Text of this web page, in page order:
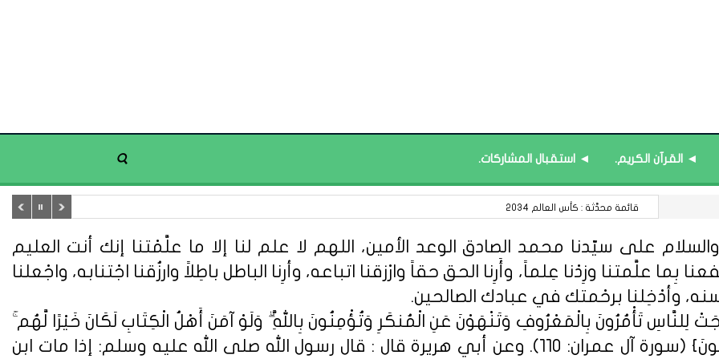
◄ القرآن الكريم. ◄ استقبال المشاركات.
مجدليات : أغازل بك الوطن.
على سيّدنا محمد الصادق الوعد الأمين، اللهم لا علم لنا إلا ما علَّمْتنا إنك أنت العليم
بِما علَّمتنا وزِدْنا عِلماً، وأَرِنا الحق حقاً وارْزقنا اتباعه، وأرِنا الباطل باطِلاً وارزُقنا اجْتنابه، واجْعلنا
وأدْخِلنا برحْمتك في عبادك الصالحين.
لِلنَّاسِ تَأْمُرُونَ بِالْمَعْرُوفِ وَتَنْهَوْنَ عَنِ الْمُنكَرِ وَتُؤْمِنُونَ بِاللَّهِ ۗ وَلَوْ آمَنَ أَهْلُ الْكِتَابِ لَكَانَ خَيْرًا لَّهُم
مِّنْهُمُ الْمُؤْمِنُونَ وَأَكْثَرُهُمُ الْفَاسِقُونَ} (سورة آل عمران: 110). وعن أبي هريرة قال : قال رسول الله صلى الله عليه وسلم: إذا مات ابن